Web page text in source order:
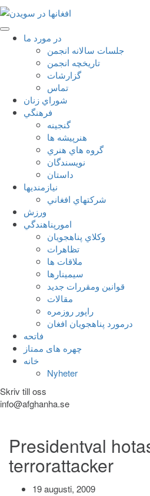
در مورد ما
جلسات سالانه انجمن
تاریخچه انجمن
گزارشات
تماس
شوراي زنان
فرهنگي
گنجينه
هنرپيشه ها
گروه هاي هنري
نويسندگان
داستان
نيازمنديها
شرکتهاي افغاني
ورزش
امورپناهندگي
وکلاي پناهجويان
تظاهرات
ملاقات ها
سيمينارها
قوانين ومقررات جديد
مقالات
راپور روزمره
درمورد پناهجويان افغان
فاتحه
چهره های ممتاز
خانه
Nyheter
Skriv till oss
info@afghanha.se
Presidentval
terrorattacker
19 augusti, 2009